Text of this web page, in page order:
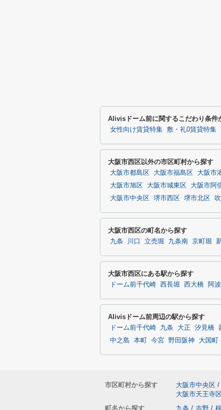
Alivisドーム前に関するこだわり条件
女性向け賃貸特集 敷・礼0賃貸特集
大阪市西区以外の市区町村から探す
大阪市都島区 大阪市福島区 大阪市
大阪市旭区
大阪市城東区 大阪市阿
大阪市中央区
堺市西区 堺市北区
大阪市西区の町名から探す
九条 川口 立売堀 九条南 京町堀
大阪市西区にある駅から探す
ドーム前千代崎 西長堀 西大橋 阿
Alivisドーム前周辺の駅から探す
ドーム前千代崎 九条 大正 汐見橋
中之島
本町 今宮 野田阪神 大国町
市区町村から探す 大阪市中央区 /
大阪市天王寺
町名から探す
九条 / 吉野 /